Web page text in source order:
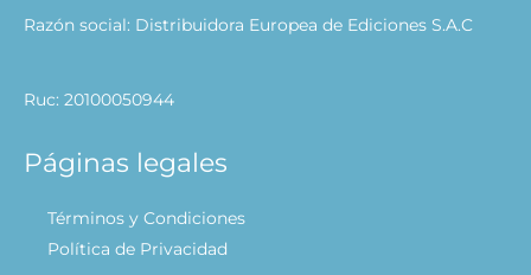
Razón social: Distribuidora Europea de Ediciones S.A.C
Ruc: 20100050944
Páginas legales
Términos y Condiciones
Política de Privacidad